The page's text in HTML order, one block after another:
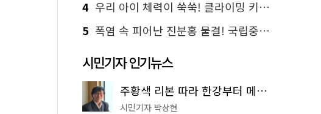
4 우리 아이 체력이 쑥쑥! 클라이밍 키즈카페·어린이 체력장
5 폭염 속 피어난 진분홍 물결! 국립중앙박물관 배롱나무 명소
시민기자 인기뉴스
주황색 리본 따라 한강부터 메타세쿼이아 숲길까지…서울둘레길 15코스
시민기자 박상현